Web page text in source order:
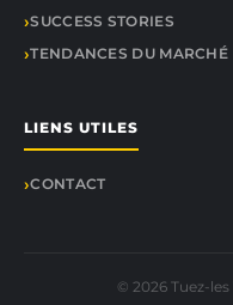
SUCCESS STORIES
TENDANCES DU MARCHÉ
LIENS UTILES
CONTACT
© 2026 Tuez-